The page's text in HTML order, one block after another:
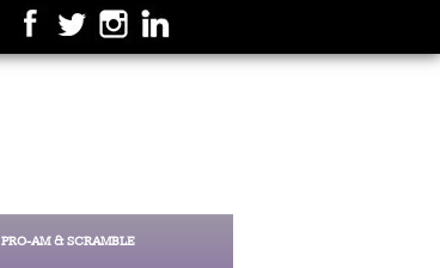
PRO-AM & SCRAMBLE